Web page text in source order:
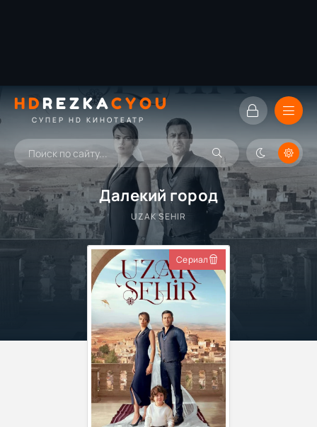
HDREZKACYOU
СУПЕР HD КИНОТЕАТР
Далекий город
UZAK SEHIR
Сериал